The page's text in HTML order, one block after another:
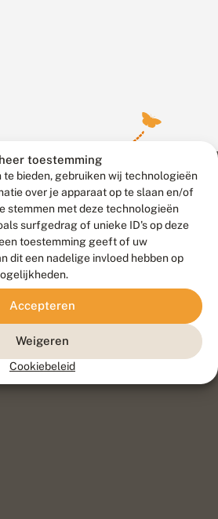
toestemming
te bieden, gebruiken wij technologieën
over je apparaat op te slaan en/of
stemmen met deze technologieën
surfgedrag of unieke ID's op deze
toestemming geeft of uw
dit een nadelige invloed hebben op
Accepteren
Weigeren
Cookiebeleid
Vlinderstichting
door
Go2People
, ontworpen door
Field Agency
Privacy
Disclaimer
Sitemap